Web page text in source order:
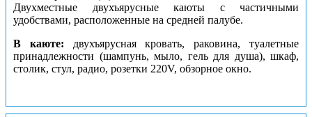
Двухместные двухъярусные каюты с частичными
удобствами, расположенные на средней палубе.
В каюте: двухъярусная кровать, раковина, туалетные
принадлежности (шампунь, мыло, гель для душа), шкаф,
столик, стул, радио, розетки 220V, обзорное окно.